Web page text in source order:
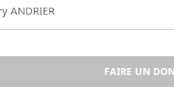
FAIRE UN DON